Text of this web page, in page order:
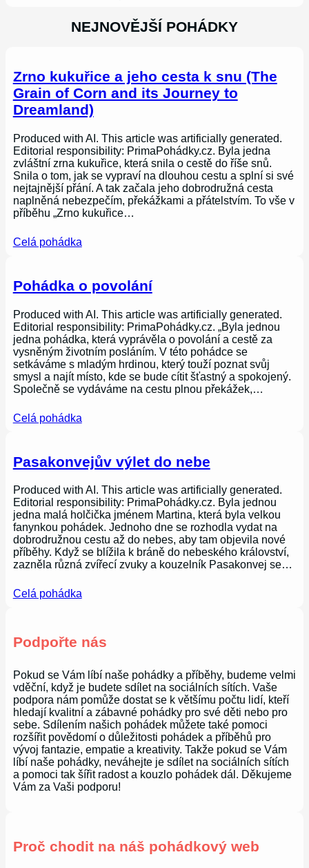
NEJNOVĚJŠÍ POHÁDKY
Zrno kukuřice a jeho cesta k snu (The
Grain of Corn and its Journey to
Dreamland)
Produced with AI. This article was artificially generated.
Editorial responsibility: PrimaPohádky.cz. Byla jedna
zvláštní zrna kukuřice, která snila o cestě do říše snů.
Snila o tom, jak se vypraví na dlouhou cestu a splní si své
nejtajnější přání. A tak začala jeho dobrodružná cesta
naplněná nebezpečím, překážkami a přátelstvím. To vše v
příběhu „Zrno kukuřice…
Celá pohádka
Pohádka o povolání
Produced with AI. This article was artificially generated.
Editorial responsibility: PrimaPohádky.cz. „Byla jednou
jedna pohádka, která vyprávěla o povolání a cestě za
vysněným životním posláním. V této pohádce se
setkáváme s mladým hrdinou, který touží poznat svůj
smysl a najít místo, kde se bude cítit šťastný a spokojený.
Společně se vydáváme na cestu plnou překážek,…
Celá pohádka
Pasakonvejův výlet do nebe
Produced with AI. This article was artificially generated.
Editorial responsibility: PrimaPohádky.cz. Byla jednou
jedna malá holčička jménem Martina, která byla velkou
fanynkou pohádek. Jednoho dne se rozhodla vydat na
dobrodružnou cestu až do nebes, aby tam objevila nové
příběhy. Když se blížila k bráně do nebeského království,
zazněla různá zvířecí zvuky a kouzelník Pasakonvej se…
Celá pohádka
Podpořte nás
Pokud se Vám líbí naše pohádky a příběhy, budeme velmi
vděční, když je budete sdílet na sociálních sítích. Vaše
podpora nám pomůže dostat se k většímu počtu lidí, kteří
hledají kvalitní a zábavné pohádky pro své děti nebo pro
sebe. Sdílením našich pohádek můžete také pomoci
rozšířit povědomí o důležitosti pohádek a příběhů pro
vývoj fantazie, empatie a kreativity. Takže pokud se Vám
líbí naše pohádky, neváhejte je sdílet na sociálních sítích
a pomoci tak šířit radost a kouzlo pohádek dál. Děkujeme
Vám za Vaši podporu!
Proč chodit na náš pohádkový web